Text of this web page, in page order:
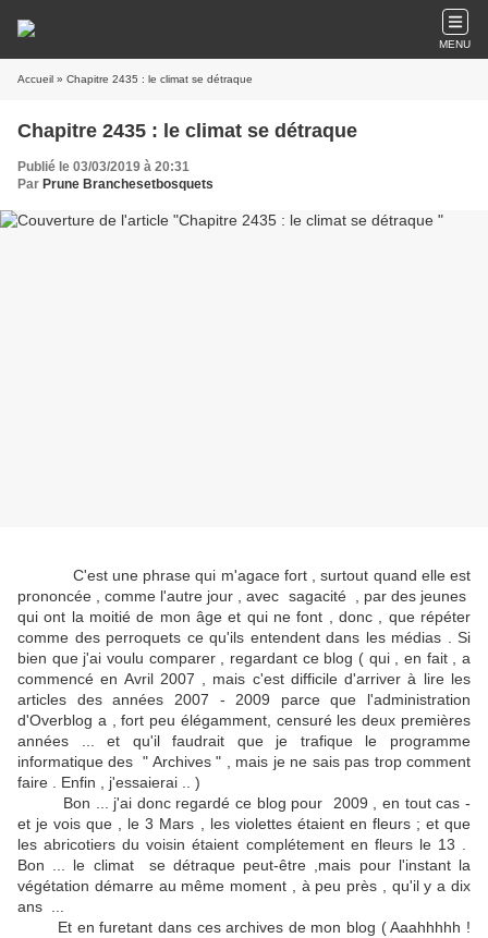
MENU
Accueil » Chapitre 2435 : le climat se détraque
Chapitre 2435 : le climat se détraque
Publié le 03/03/2019 à 20:31
Par Prune Branchesetbosquets
C'est une phrase qui m'agace fort , surtout quand elle est
prononcée , comme l'autre jour , avec sagacité , par des jeunes
qui ont la moitié de mon âge et qui ne font , donc , que répéter
comme des perroquets ce qu'ils entendent dans les médias . Si
bien que j'ai voulu comparer , regardant ce blog ( qui , en fait , a
commencé en Avril 2007 , mais c'est difficile d'arriver à lire les
articles des années 2007 - 2009 parce que l'administration
d'Overblog a , fort peu élégamment, censuré les deux premières
années ... et qu'il faudrait que je trafique le programme
informatique des " Archives " , mais je ne sais pas trop comment
faire . Enfin , j'essaierai .. )
Bon ... j'ai donc regardé ce blog pour 2009 , en tout cas -
et je vois que , le 3 Mars , les violettes étaient en fleurs ; et que
les abricotiers du voisin étaient complétement en fleurs le 13 .
Bon ... le climat se détraque peut-être ,mais pour l'instant la
végétation démarre au même moment , à peu près , qu'il y a dix
ans ...
Et en furetant dans ces archives de mon blog ( Aaahhhhh !